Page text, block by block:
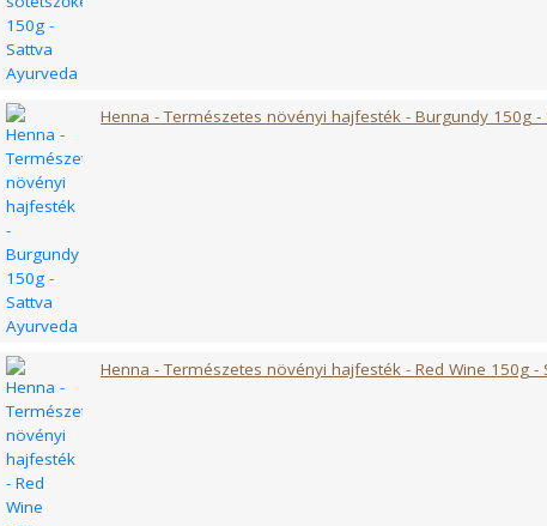
B10-vitamin
Rezveratrol
*NRV %: felnőttek számára ajánlott napi beviteli referenciaérték
** a napi ajánlott mennyiség nincs meghatározva.
Ajánlott adagolás:
Az egészséges szépséget támogató Hair & Beauty vitaminból
felszívódás érdekében fogyaszd étkezés közben, egy pohár víz
OGYÉI Notifikációs szám:
Kiszerelés:
Származási ország:
Figyelmeztetések:
kiegészítők nem helyettesíthetik az egészséges életmódot és a
konzultálj kezelőorvosoddal vagy gyógyszerészeddel, ha
illetve rendszeresen szedsz gyógyszereket. Azonnal hagyd
kívánt tüneteket tapasztalsz! Gyermekek elől elzárva tartandó!
Henna - Természetes növényi hajfesték - Burgundy 150g -
Henna - Természetes növényi hajfesték - Red Wine 150g -